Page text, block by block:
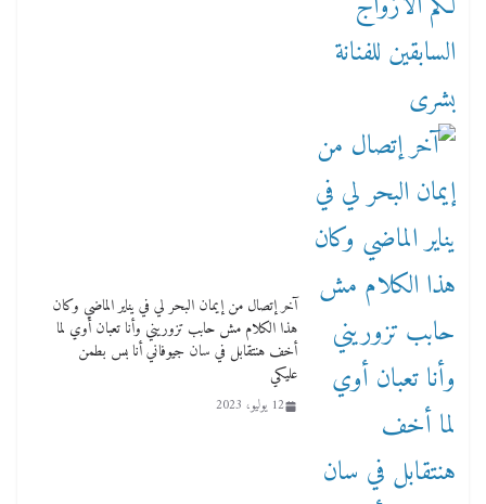
آخر إتصال من إيمان البحر لي في يناير الماضي وكان
هذا الكلام مش حابب تزوريني وأنا تعبان أوي لما
أخف هنتقابل في سان جيوفاني أنا بس بطمن
عليكي
12 يوليو، 2023